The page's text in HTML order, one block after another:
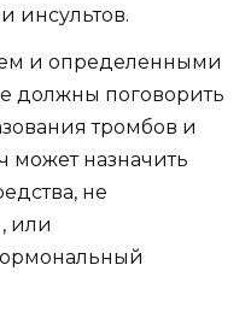
инсультов.
и определенными
должны поговорить
тромбов и
может назначить
не
или